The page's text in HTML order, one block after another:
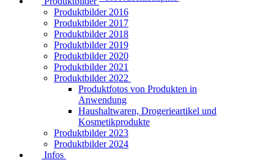
Produktbilder 2016
Produktbilder 2017
Produktbilder 2018
Produktbilder 2019
Produktbilder 2020
Produktbilder 2021
Produktbilder 2022
Produktfotos von Produkten in
Anwendung
Haushaltwaren, Drogerieartikel und
Kosmetikprodukte
Produktbilder 2023
Produktbilder 2024
Infos